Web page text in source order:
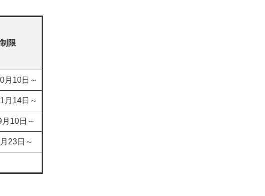
限
月10日～
月14日～
10日～
23日～